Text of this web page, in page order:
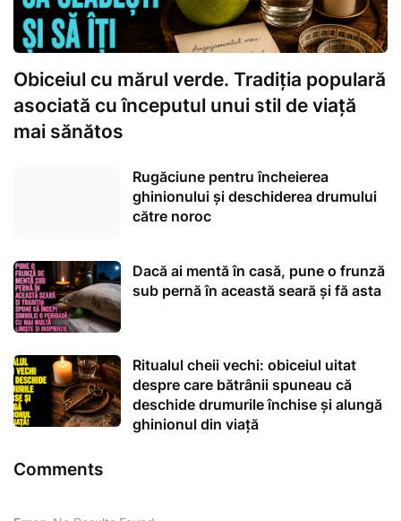
Obiceiul cu mărul verde. Tradiția populară
asociată cu începutul unui stil de viață
mai sănătos
Rugăciune pentru încheierea
ghinionului și deschiderea drumului
către noroc
Dacă ai mentă în casă, pune o frunză
sub pernă în această seară și fă asta
Ritualul cheii vechi: obiceiul uitat
despre care bătrânii spuneau că
deschide drumurile închise și alungă
ghinionul din viață
Comments